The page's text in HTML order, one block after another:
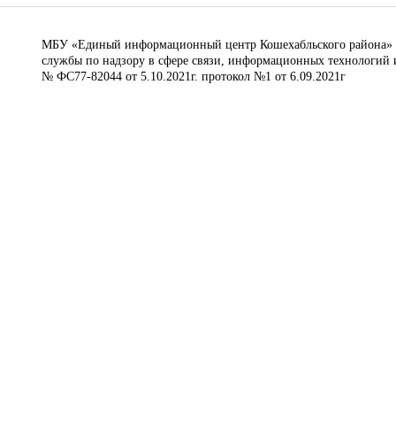
МБУ «Единый информационный центр Кошехабльского района»
службы по надзору в сфере связи, информационных
№ ФС77-82044 от 5.10.2021г. протокол №1 от 6.09.2021г